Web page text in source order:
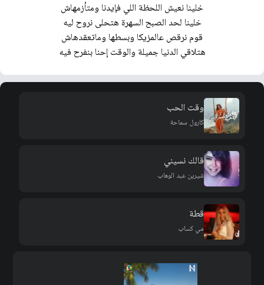
خلينا نعيش اللحظة اللي فإيدنا ومتأزمهاش
خلينا لحد الصبح السهرة هتحلى نروح ليه
قوم نرقص عالمزيكا وبسطها وماتعقدهاش
هتلاقي الدنيا جميلة والوقت إحنا بنفرح فيه
وقت الحب
كارول سماحة
قالك نسيني
شيرين عبد الوهاب
قطة
مي كساب